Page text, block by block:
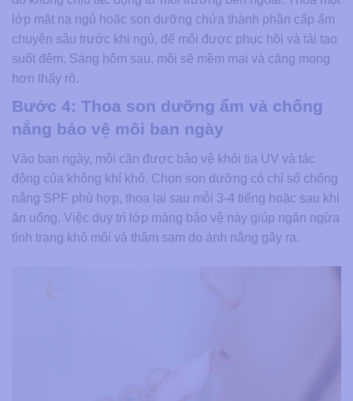
lớp mặt nạ ngủ hoặc son dưỡng chứa thành phần cấp ẩm
chuyên sâu trước khi ngủ, để môi được phục hồi và tái tạo
suốt đêm. Sáng hôm sau, môi sẽ mềm mại và căng mọng
hơn thấy rõ.
Bước 4: Thoa son dưỡng ẩm và chống
nắng bảo vệ môi ban ngày
Vào ban ngày, môi cần được bảo vệ khỏi tia UV và tác
động của không khí khô. Chọn son dưỡng có chỉ số chống
nắng SPF phù hợp, thoa lại sau mỗi 3-4 tiếng hoặc sau khi
ăn uống. Việc duy trì lớp màng bảo vệ này giúp ngăn ngừa
tình trạng khô môi và thâm sạm do ánh nắng gây ra.